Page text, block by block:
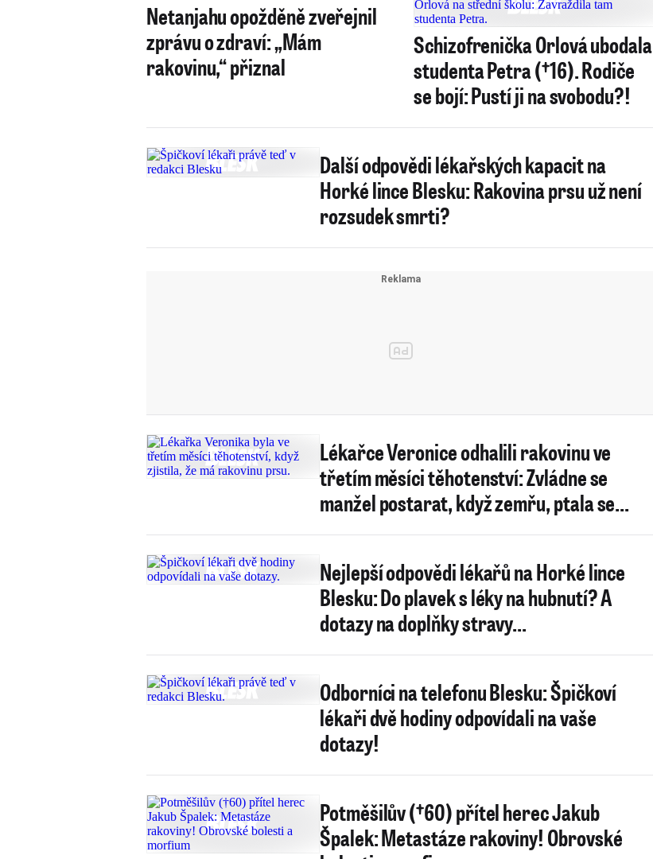
Netanjahu opožděně zveřejnil
zprávu o zdraví: „Mám
rakovinu,“ přiznal
Schizofrenička Orlová ubodala
studenta Petra (†16). Rodiče
se bojí: Pustí ji na svobodu?!
Další odpovědi lékařských kapacit na
Horké lince Blesku: Rakovina prsu už není
rozsudek smrti?
Lékařce Veronice odhalili rakovinu ve
třetím měsíci těhotenství: Zvládne se
manžel postarat, když zemřu, ptala se...
Nejlepší odpovědi lékařů na Horké lince
Blesku: Do plavek s léky na hubnutí? A
dotazy na doplňky stravy...
Odborníci na telefonu Blesku: Špičkoví
lékaři dvě hodiny odpovídali na vaše
dotazy!
Potměšilův (†60) přítel herec Jakub
Špalek: Metastáze rakoviny! Obrovské